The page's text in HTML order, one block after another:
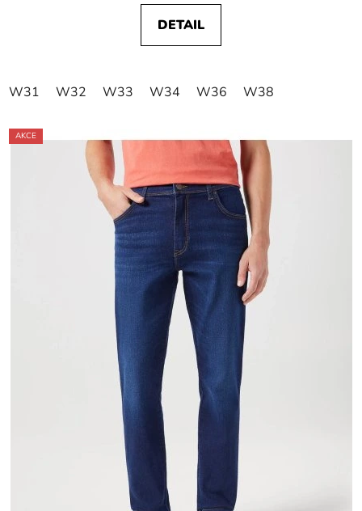
DETAIL
W31 W32 W33 W34 W36 W38
AKCE